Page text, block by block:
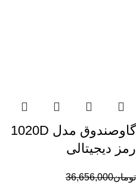
گاوصندوق مدل 1020D
رمز دیجیتالی
تومان36,656,000